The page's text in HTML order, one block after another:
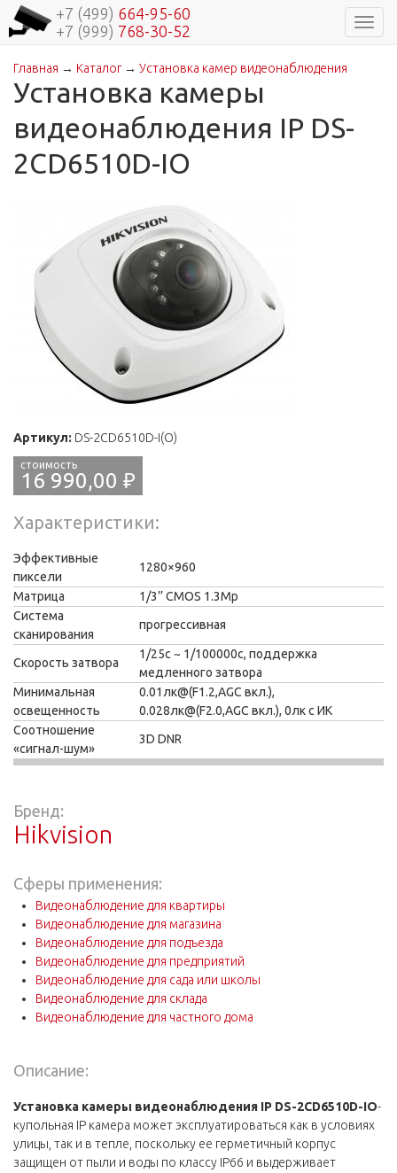
+7 (499) 664-95-60
+7 (999) 768-30-52
Вы здесь
Главная → Каталог→ Установка камер видеонаблюдения
Установка камеры
видеонаблюдения IP DS-
2CD6510D-IO
Артикул: DS-2CD6510D-I(O)
16 990,00 ₽
Характеристики
Эффективные
пиксели
1280×960
Матрица
1/3’’ CMOS 1.3Мр
Система
сканирования
прогрессивная
Скорость затвора
1/25с ~ 1/100000с, поддержка
медленного затвора
Минимальная
освещенность
0.01лк@(F1.2,AGC вкл.),
0.028лк@(F2.0,AGC вкл.), 0лк с ИК
Соотношение
«сигнал-шум»
3D DNR
Бренд:
Hikvision
Сферы применения:
Видеонаблюдение для квартиры
Видеонаблюдение для магазина
Видеонаблюдение для подъезда
Видеонаблюдение для предприятий
Видеонаблюдение для сада или школы
Видеонаблюдение для склада
Видеонаблюдение для частного дома
Описание:
Установка камеры видеонаблюдения IP DS-2CD6510D-IO-
купольная IP камера может эксплуатироваться как в условиях
улицы, так и в тепле, поскольку ее герметичный корпус
защищен от пыли и воды по классу IP66 и выдерживает